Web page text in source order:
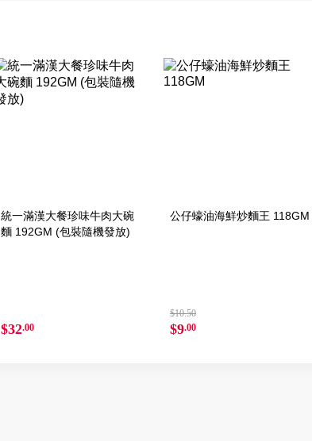
統一滿漢大餐珍味牛肉大碗
麵 192GM (包裝隨機發放)
$32.00
公仔蠔油海鮮炒麵王 118GM
$10.50
$9.00